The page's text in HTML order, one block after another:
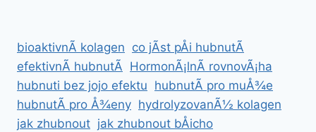
bioaktivnÃ­ kolagen co jÃ­st pÅi hubnutÃ­
efektivnÃ­ hubnutÃ­ HormonÃ¡lnÃ­ rovnovÃ¡ha
hubnuti bez jojo efektu hubnutÃ­ pro muÅ¾e
hubnutÃ­ pro Å¾eny hydrolyzovanÃ½ kolagen
jak zhubnout jak zhubnout bÅicho